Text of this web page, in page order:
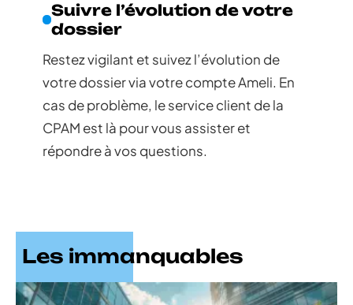
Suivre l’évolution de votre
dossier
Restez vigilant et suivez l’évolution de
votre dossier via votre compte Ameli. En
cas de problème, le service client de la
CPAM est là pour vous assister et
répondre à vos questions.
Les immanquables